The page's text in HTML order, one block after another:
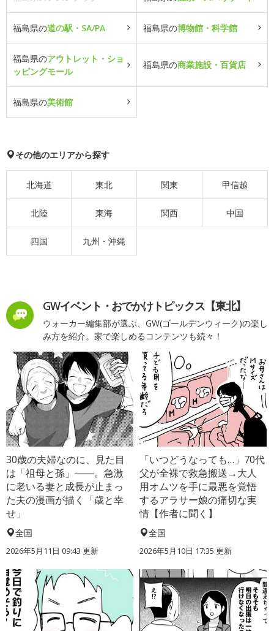
福島県の道の駅・SA/PA 福島県の博物館・科学館
福島県のアウトレット・ショ
ッピングモール
福島県の商業施設・百貨店
福島県の美術館
その他のエリアから探す
北海道 東北 関東 甲信越
北陸 東海 関西 中国
四国 九州・沖縄
GWイベント・おでかけトピックス【東北】
ウォーカー編集部が選ぶ、GW(ゴールデンウィーク)の楽し
み方を紹介。家で楽しめるコンテンツも続々！
30歳の夫婦なのに、見た目
は「祖母と孫」――。急激
に老いる妻と成長が止まっ
た夫の漫画が描く「歳と幸
せ」
全国
2026年5月11日 09:43 更新
「いつどうなっても…」70代
父が全裸で救急搬送→大人
用オムツを手に最悪を覚悟
するアラサー娘の痛切な実
情【作者に聞く】
全国
2026年5月10日 17:35 更新